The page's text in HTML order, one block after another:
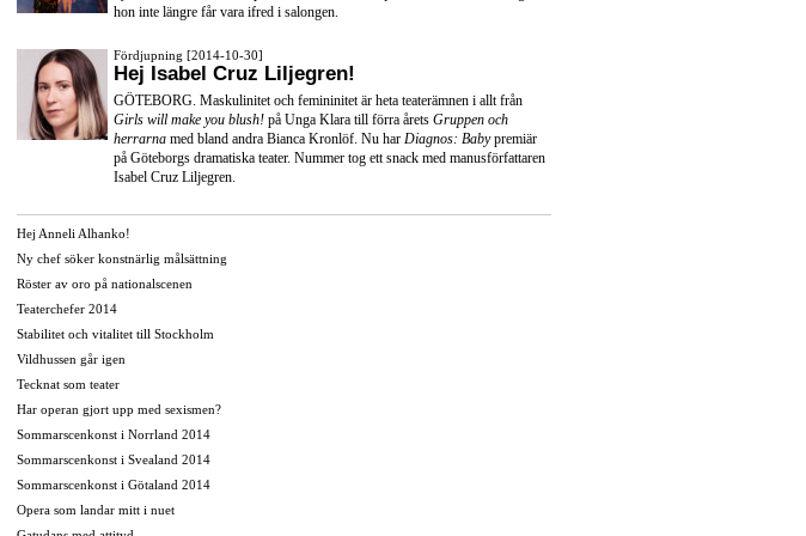
hon inte längre får vara ifred i salongen.
Fördjupning [2014-10-30]
Hej Isabel Cruz Liljegren!
GÖTEBORG. Maskulinitet och femininitet är heta teaterämnen i allt från
Girls will make you blush! på Unga Klara till förra årets Gruppen och
herrarna med bland andra Bianca Kronlöf . Nu har Diagnos: Babypremiär
på Göteborgs dramatiska teater. Nummer tog ett snack med manusförfattaren
Isabel Cruz Liljegren.
Hej Anneli Alhanko!
Ny chef söker konstnärlig målsättning
Röster av oro på nationalscenen
Teaterchefer 2014
Stabilitet och vitalitet till Stockholm
Vildhussen går igen
Tecknat som teater
Har operan gjort upp med sexismen?
Sommarscenkonst i Norrland 2014
Sommarscenkonst i Svealand 2014
Sommarscenkonst i Götaland 2014
Opera som landar mitt i nuet